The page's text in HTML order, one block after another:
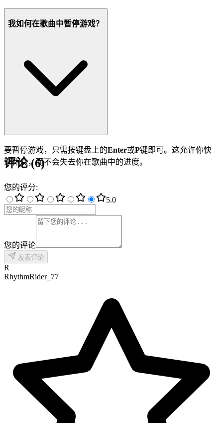
我如何在歌曲中暂停游戏？
要暂停游戏，只需按键盘上的Enter或P键即可。这允许你快
速休息，而不会失去你在歌曲中的进度。
评论(6)
您的评分:
5.0
您的评论
发表评论
R
RhythmRider_77